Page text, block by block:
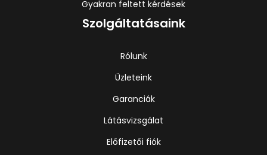
Gyakran feltett kérdések
Szolgáltatásaink
Rólunk
Üzleteink
Garanciák
Látásvizsgálat
Előfizetői fiók